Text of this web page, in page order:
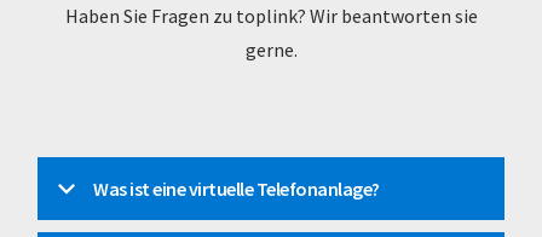
Haben Sie Fragen zu toplink? Wir beantworten sie
gerne.
Was ist eine virtuelle Telefonanlage?